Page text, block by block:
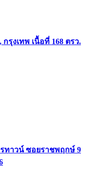
รุงเทพ เนื้อที่ 168 ตรว.
ทาวน์ ซอยราชพฤกษ์ 9